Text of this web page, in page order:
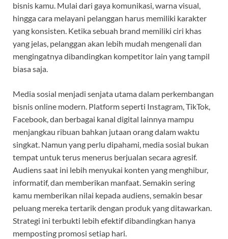
bisnis kamu. Mulai dari gaya komunikasi, warna visual,
hingga cara melayani pelanggan harus memiliki karakter
yang konsisten. Ketika sebuah brand memiliki ciri khas
yang jelas, pelanggan akan lebih mudah mengenali dan
mengingatnya dibandingkan kompetitor lain yang tampil
biasa saja.
Media sosial menjadi senjata utama dalam perkembangan
bisnis online modern. Platform seperti Instagram, TikTok,
Facebook, dan berbagai kanal digital lainnya mampu
menjangkau ribuan bahkan jutaan orang dalam waktu
singkat. Namun yang perlu dipahami, media sosial bukan
tempat untuk terus menerus berjualan secara agresif.
Audiens saat ini lebih menyukai konten yang menghibur,
informatif, dan memberikan manfaat. Semakin sering
kamu memberikan nilai kepada audiens, semakin besar
peluang mereka tertarik dengan produk yang ditawarkan.
Strategi ini terbukti lebih efektif dibandingkan hanya
memposting promosi setiap hari.